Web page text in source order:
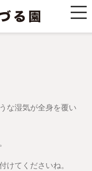
な湿気が全身を覆い
けてくださいね。